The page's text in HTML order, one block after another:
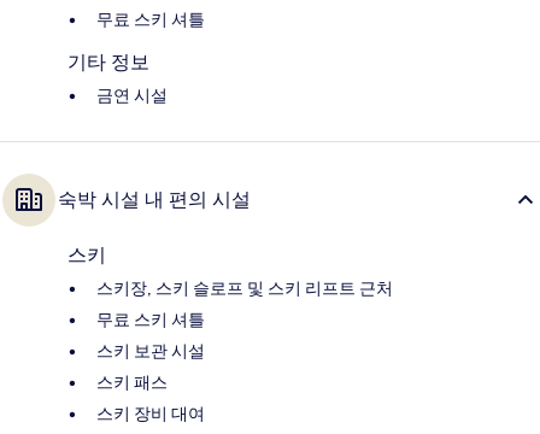
무료 스키 셔틀
기타 정보
금연 시설
숙박 시설 내 편의 시설
스키
스키장, 스키 슬로프 및 스키 리프트 근처
무료 스키 셔틀
스키 보관 시설
스키 패스
스키 장비 대여